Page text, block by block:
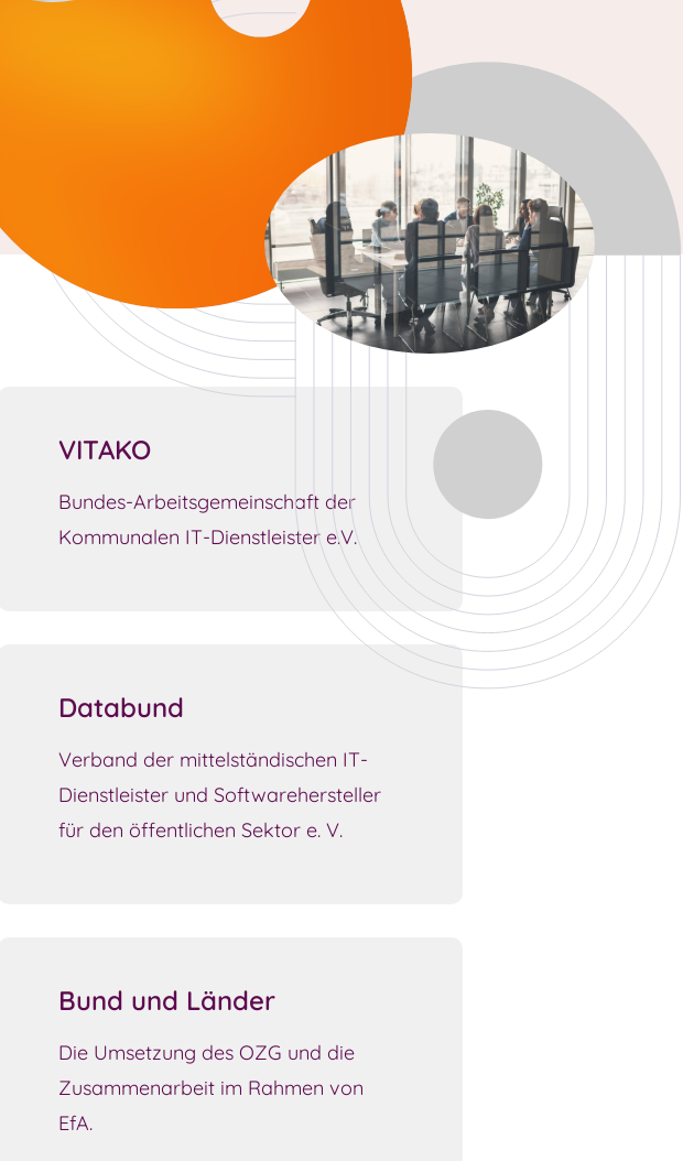
VITAKO
Bundes-Arbeitsgemeinschaft der
Kommunalen IT-Dienstleister e.V.
Databund
Verband der mittelständischen IT-
Dienstleister und Softwarehersteller
für den öffentlichen Sektor e. V.
Bund und Länder
Die Umsetzung des OZG und die
Zusammenarbeit im Rahmen von
EfA.